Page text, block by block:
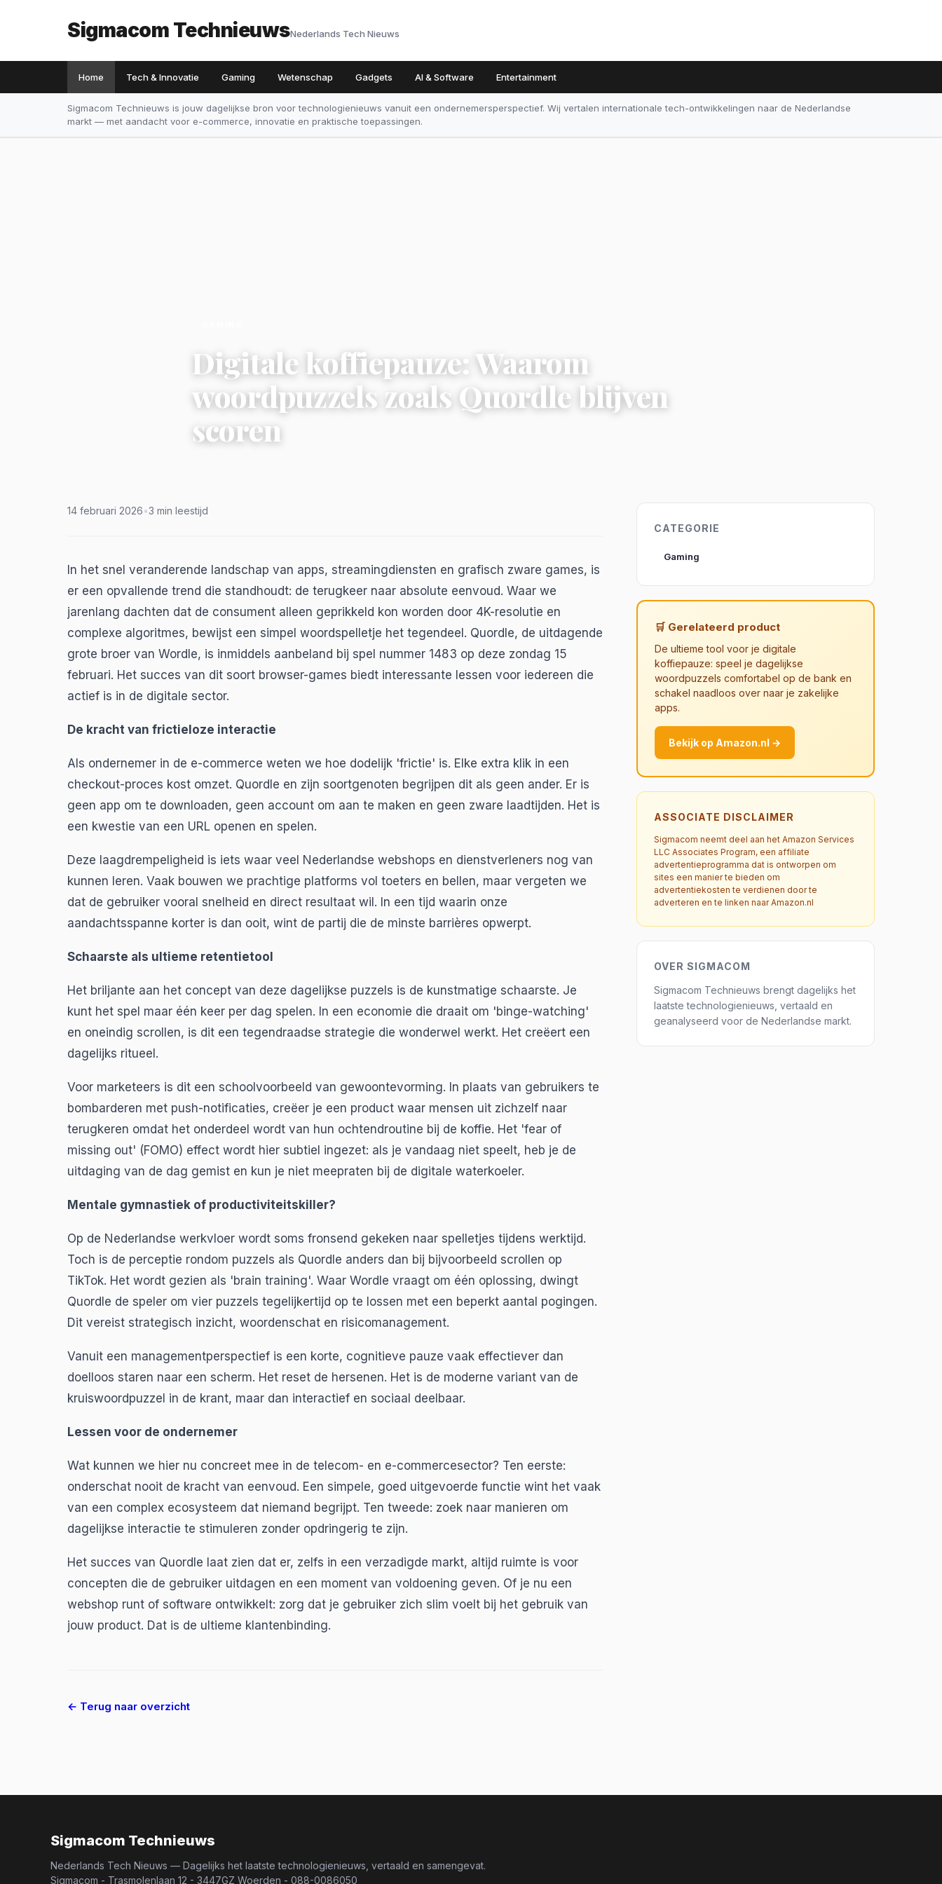
Sigmacom TechnieuwsNederlands Tech Nieuws
Home Tech & Innovatie Gaming Wetenschap Gadgets AI & Software Entertainment
Sigmacom Technieuws is jouw dagelijkse bron voor technologienieuws vanuit een ondernemersperspectief. Wij vertalen internationale tech-ontwikkelingen naar de Nederlandse
markt — met aandacht voor e-commerce, innovatie en praktische toepassingen.
Digitale koffiepauze: Waarom
woordpuzzels zoals Quordle blijven
scoren
14 februari 2026•3 min leestijd
In het snel veranderende landschap van apps, streamingdiensten en grafisch zware games, is
er een opvallende trend die standhoudt: de terugkeer naar absolute eenvoud. Waar we
jarenlang dachten dat de consument alleen geprikkeld kon worden door 4K-resolutie en
complexe algoritmes, bewijst een simpel woordspelletje het tegendeel. Quordle, de uitdagende
grote broer van Wordle, is inmiddels aanbeland bij spel nummer 1483 op deze zondag 15
februari. Het succes van dit soort browser-games biedt interessante lessen voor iedereen die
actief is in de digitale sector.
De kracht van frictieloze interactie
Als ondernemer in de e-commerce weten we hoe dodelijk 'frictie' is. Elke extra klik in een
checkout-proces kost omzet. Quordle en zijn soortgenoten begrijpen dit als geen ander. Er is
geen app om te downloaden, geen account om aan te maken en geen zware laadtijden. Het is
een kwestie van een URL openen en spelen.
Deze laagdrempeligheid is iets waar veel Nederlandse webshops en dienstverleners nog van
kunnen leren. Vaak bouwen we prachtige platforms vol toeters en bellen, maar vergeten we
dat de gebruiker vooral snelheid en direct resultaat wil. In een tijd waarin onze
aandachtsspanne korter is dan ooit, wint de partij die de minste barrières opwerpt.
Schaarste als ultieme retentietool
Het briljante aan het concept van deze dagelijkse puzzels is de kunstmatige schaarste. Je
kunt het spel maar één keer per dag spelen. In een economie die draait om 'binge-watching'
en oneindig scrollen, is dit een tegendraadse strategie die wonderwel werkt. Het creëert een
dagelijks ritueel.
Voor marketeers is dit een schoolvoorbeeld van gewoontevorming. In plaats van gebruikers te
bombarderen met push-notificaties, creëer je een product waar mensen uit zichzelf naar
terugkeren omdat het onderdeel wordt van hun ochtendroutine bij de koffie. Het 'fear of
missing out' (FOMO) effect wordt hier subtiel ingezet: als je vandaag niet speelt, heb je de
uitdaging van de dag gemist en kun je niet meepraten bij de digitale waterkoeler.
Mentale gymnastiek of productiviteitskiller?
Op de Nederlandse werkvloer wordt soms fronsend gekeken naar spelletjes tijdens werktijd.
Toch is de perceptie rondom puzzels als Quordle anders dan bij bijvoorbeeld scrollen op
TikTok. Het wordt gezien als 'brain training'. Waar Wordle vraagt om één oplossing, dwingt
Quordle de speler om vier puzzels tegelijkertijd op te lossen met een beperkt aantal pogingen.
Dit vereist strategisch inzicht, woordenschat en risicomanagement.
Vanuit een managementperspectief is een korte, cognitieve pauze vaak effectiever dan
doelloos staren naar een scherm. Het reset de hersenen. Het is de moderne variant van de
kruiswoordpuzzel in de krant, maar dan interactief en sociaal deelbaar.
Lessen voor de ondernemer
Wat kunnen we hier nu concreet mee in de telecom- en e-commercesector? Ten eerste:
onderschat nooit de kracht van eenvoud. Een simpele, goed uitgevoerde functie wint het vaak
van een complex ecosysteem dat niemand begrijpt. Ten tweede: zoek naar manieren om
dagelijkse interactie te stimuleren zonder opdringerig te zijn.
Het succes van Quordle laat zien dat er, zelfs in een verzadigde markt, altijd ruimte is voor
concepten die de gebruiker uitdagen en een moment van voldoening geven. Of je nu een
webshop runt of software ontwikkelt: zorg dat je gebruiker zich slim voelt bij het gebruik van
jouw product. Dat is de ultieme klantenbinding.
← Terug naar overzicht
CATEGORIE
Gaming
🛒 Gerelateerd product
De ultieme tool voor je digitale
koffiepauze: speel je dagelijkse
woordpuzzels comfortabel op de bank en
schakel naadloos over naar je zakelijke
apps.
Bekijk op Amazon.nl →
ASSOCIATE DISCLAIMER
Sigmacom neemt deel aan het Amazon Services
LLC Associates Program, een affiliate
advertentieprogramma dat is ontworpen om
sites een manier te bieden om
advertentiekosten te verdienen door te
adverteren en te linken naar Amazon.nl
OVER SIGMACOM
Sigmacom Technieuws brengt dagelijks het
laatste technologienieuws, vertaald en
geanalyseerd voor de Nederlandse markt.
Sigmacom Technieuws
Nederlands Tech Nieuws — Dagelijks het laatste technologienieuws, vertaald en samengevat.
Sigmacom - Trasmolenlaan 12 - 3447GZ Woerden - 088-0086050